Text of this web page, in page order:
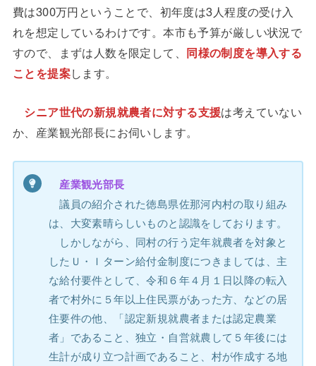
費は300万円ということで、初年度は3人程度の受け入
れを想定しているわけです。本市も予算が厳しい状況で
すので、まずは人数を限定して、 同様の制度を導入する
ことを提案します。
シニア世代の新規就農者に対する支援は考えていない
か、産業観光部長にお伺いします。
産業観光部長
議員の紹介された徳島県佐那河内村の取り組み
は、大変素晴らしいものと認識をしております。
しかしながら、同村の行う定年就農者を対象と
したＵ・Ｉターン給付金制度につきましては、主
な給付要件として、令和６年４月１日以降の転入
者で村外に５年以上住民票があった方、などの居
住要件の他、「認定新規就農者または認定農業
者」であること、独立・自営就農して５年後には
生計が成り立つ計画であること、村が作成する地